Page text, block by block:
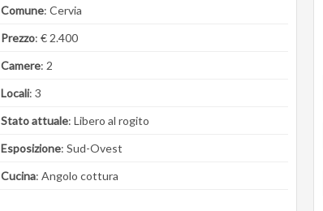
Comune: Cervia
Prezzo: € 2.400
Camere: 2
Locali: 3
Stato attuale: Libero al rogito
Esposizione: Sud-Ovest
Cucina: Angolo cottura